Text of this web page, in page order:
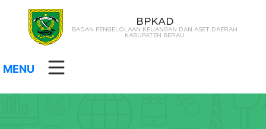
BPKAD
BADAN PENGELOLAAN KEUANGAN DAN ASET DAERAH
KABUPATEN BERAU
MENU